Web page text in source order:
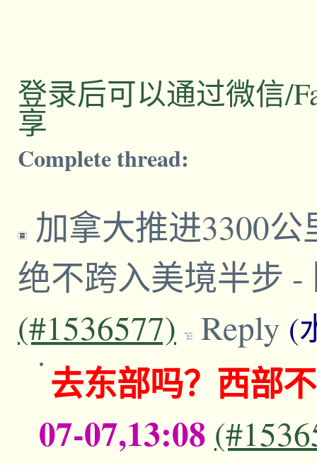
登录后可以通过微信/
享
Complete thread:
加拿大推进3300
绝不跨入美境半步 -
(#1536577) Reply (
去东部吗？西部
07-07,13:08